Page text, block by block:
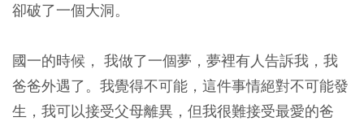
卻破了一個大洞。
國一的時候， 我做了一個夢，夢裡有人告訴我，我
爸爸外遇了。我覺得不可能，這件事情絕對不可能發
生，我可以接受父母離異，但我很難接受最愛的爸